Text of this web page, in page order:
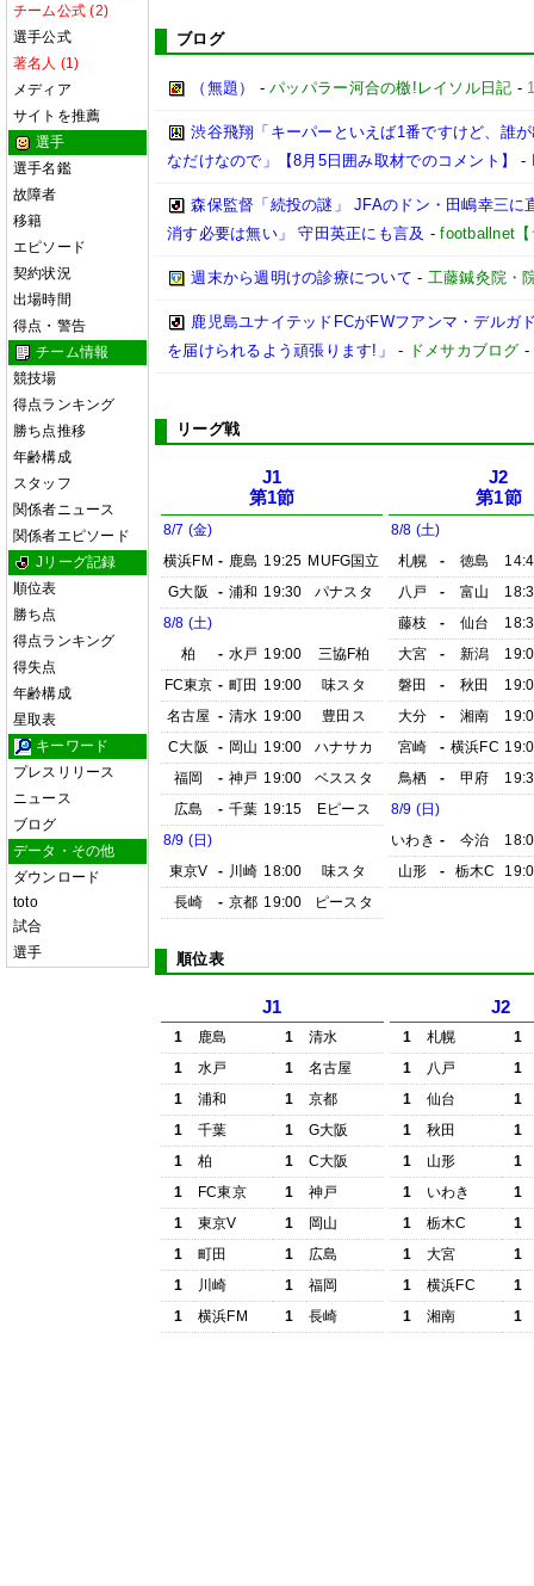
チーム公式 (2)
選手公式
著名人 (1)
メディア
サイトを推薦
選手
選手名鑑
故障者
移籍
エピソード
契約状況
出場時間
得点・警告
チーム情報
競技場
得点ランキング
勝ち点推移
年齢構成
スタッフ
関係者ニュース
関係者エピソード
Jリーグ記録
順位表
勝ち点
得点ランキング
得失点
年齢構成
星取表
キーワード
プレスリリース
ニュース
ブログ
データ・その他
ダウンロード
toto
試合
選手
ブログ
（無題） -パッパラー河合の檄!レイソル日記 -
渋谷飛翔「キーパーといえば1番ですけど、誰
なだけなので」【8月5日囲み取材でのコメント】
-
森保監督「続投の謎」 JFAのドン・田嶋幸三
消す必要は無い」 守田英正にも言及 -footballnet
週末から週明けの診療について - 工藤鍼灸院・
鹿児島ユナイテッドFCがFWフアンマ・デルガ
を届けられるよう頑張ります!」
- ドメサカブログ -
リーグ戦
J1
第1節
8/7 (金)
横浜FM - 鹿島 19:25 MUFG国立
G大阪
- 浦和 19:30
パナスタ
8/8 (土)
柏
- 水戸 19:00
三協F柏
FC東京 - 町田 19:00
味スタ
名古屋 - 清水 19:00
豊田ス
C大阪
- 岡山 19:00
ハナサカ
福岡
- 神戸 19:00
ベススタ
広島
- 千葉 19:15
Eピース
8/9 (日)
東京V
- 川崎 18:00
味スタ
長崎
- 京都 19:00 ピースタ
J2
第1節
8/8 (土)
札幌
- 徳島
八戸
- 富山
藤枝
- 仙台
大宮
- 新潟
磐田
- 秋田
大分
- 湘南
宮崎
- 横浜FC
鳥栖
- 甲府
8/9 (日)
いわき - 今治
山形
- 栃木C
順位表
J1
1 鹿島 1
清水
1
水戸 1
名古屋
1
浦和 1
京都
1
千葉 1
G大阪
1
柏 1
C大阪
1
FC東京 1
神戸
1
東京V 1
岡山
1
町田 1
広島
1
川崎 1
福岡
1
横浜FM 1 長崎
J2
1 札幌
1
1
八戸
1
1
仙台
1
1
秋田
1
1
山形
1
1
いわき
1
1
栃木C
1
1
大宮
1
1
横浜FC
1
1
湘南 1